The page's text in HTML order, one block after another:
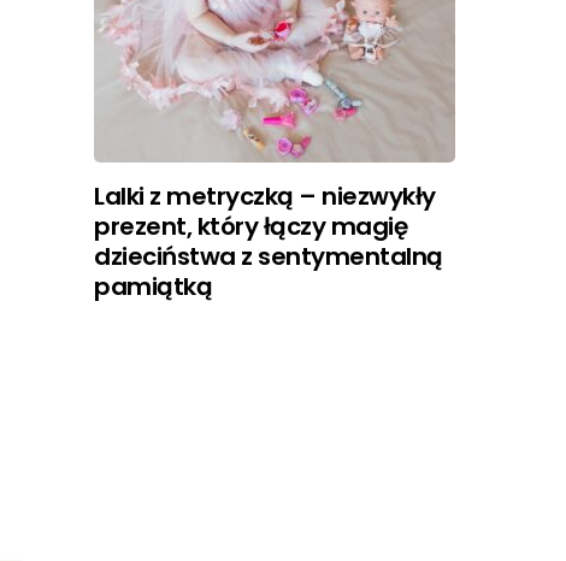
Lalki z metryczką – niezwykły
prezent, który łączy magię
dzieciństwa z sentymentalną
pamiątką